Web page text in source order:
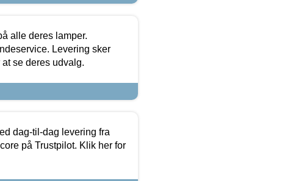
alle deres lamper.
Levering sker
se deres udvalg.
dag-til-dag levering fra
på Trustpilot. Klik her for